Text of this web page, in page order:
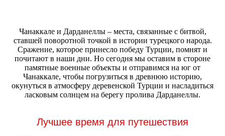
Чанаккале и Дарданеллы – места, связанные с битвой,
ставшей поворотной точкой в истории турецкого народа.
Сражение, которое принесло победу Турции, помнят и
почитают в наши дни. Но сегодня мы оставим в стороне
памятные военные объекты и отправимся на юг от
Чанаккале, чтобы погрузиться в древнюю историю,
окунуться в атмосферу деревенской Турции и насладиться
ласковым солнцем на берегу пролива Дарданеллы.
Лучшее время для путешествия